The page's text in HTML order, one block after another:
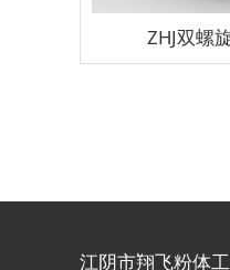
ZHJ双螺
江阴市翔飞粉体